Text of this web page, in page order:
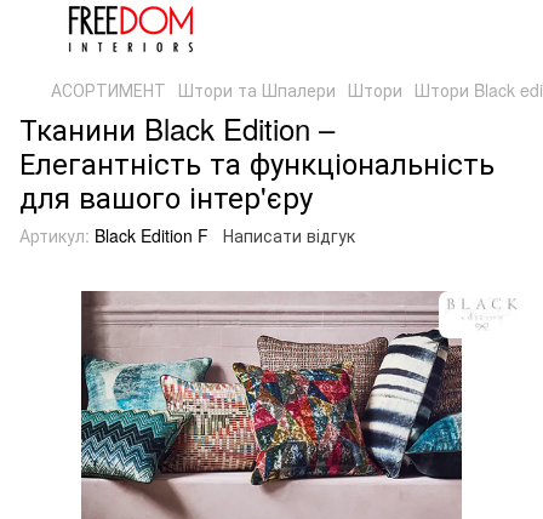
АСОРТИМЕНТ Штори та Шпалери Штори Штори Black
Тканини Black Edition –
Елегантність та функціональність
для вашого інтер'єру
Артикул: Black Edition F Написати відгук